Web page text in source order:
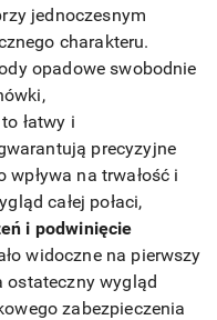
jednoczesnym
charakteru.
opadowe swobodnie
łatwy i
precyzyjne
wpływa na trwałość i
całej połaci,
i podwinięcie
widoczne na pierwszy
ostateczny wygląd
zabezpieczenia